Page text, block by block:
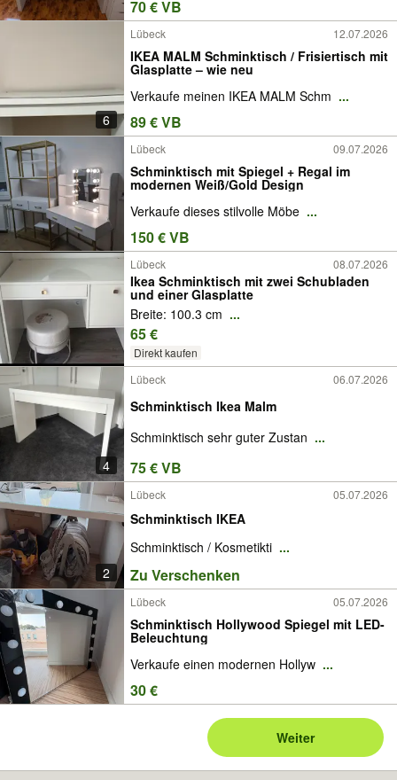
70 € VB
6
Lübeck 12.07.2026
IKEA MALM Schminktisch / Frisiertisch mit
Glasplatte – wie neu
Verkaufe meinen IKEA MALM Schm ...
89 € VB
Lübeck 09.07.2026
Schminktisch mit Spiegel + Regal im
modernen Weiß/Gold Design
Verkaufe dieses stilvolle Möbe ...
150 € VB
Lübeck 08.07.2026
Ikea Schminktisch mit zwei Schubladen
und einer Glasplatte
Breite: 100.3 cm ...
65 €
Direkt kaufen
4
Lübeck 06.07.2026
Schminktisch Ikea Malm
Schminktisch sehr guter Zustan ...
75 € VB
2
Lübeck 05.07.2026
Schminktisch IKEA
Schminktisch / Kosmetikti ...
Zu Verschenken
Lübeck 05.07.2026
Schminktisch Hollywood Spiegel mit LED-
Beleuchtung
Verkaufe einen modernen Hollyw ...
30 €
Weiter